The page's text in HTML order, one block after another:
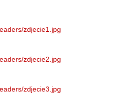
zdjecie1.jpg
zdjecie2.jpg
zdjecie3.jpg